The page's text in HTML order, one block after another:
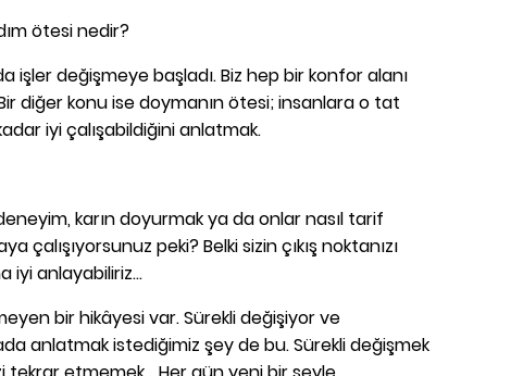
ötesi nedir?
işler değişmeye başladı. Biz hep bir konfor alanı
diğer konu ise doymanın ötesi; insanlara o tat
iyi çalışabildiğini anlatmak.
karın doyurmak ya da onlar nasıl tarif
çalışıyorsunuz peki? Belki sizin çıkış noktanızı
iyi anlayabiliriz…
bir hikâyesi var. Sürekli değişiyor ve
anlatmak istediğimiz şey de bu. Sürekli değişmek